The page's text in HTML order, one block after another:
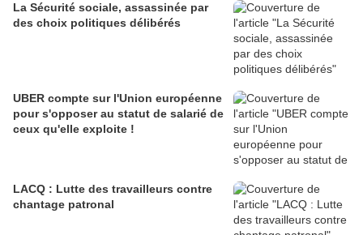
La Sécurité sociale, assassinée par
des choix politiques délibérés
UBER compte sur l'Union européenne
pour s'opposer au statut de salarié de
ceux qu'elle exploite !
LACQ : Lutte des travailleurs contre
chantage patronal